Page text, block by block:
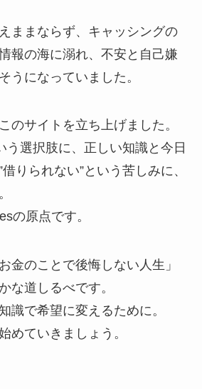
ままならず、キャッシングの
報の海に溺れ、不安と自己嫌
うになっていました。
のサイトを立ち上げました。
う選択肢に、正しい知識と今日
りられない”という苦しみに、
の原点です。
金のことで後悔しない人生」
な道しるべです。
識で希望に変えるために。
めていきましょう。